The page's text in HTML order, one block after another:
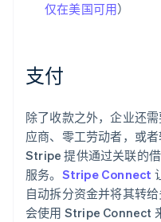
仅在美国可用）
支付
除了收款之外，企业还
应商、零工劳动者，或
Stripe 提供通过关联的
服务。 Stripe Connect
自动拆分资金并将其转
会使用 Stripe Connect